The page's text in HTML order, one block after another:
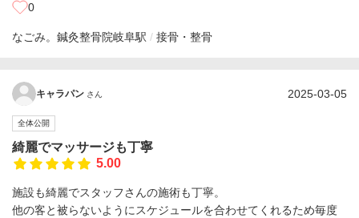
0
なごみ。鍼灸整骨院岐阜駅 接骨・整骨
キャラパン さん 2025-03-05
全体公開
綺麗でマッサージも丁寧
5.00
施設も綺麗でスタッフさんの施術も丁寧。
他の客と被らないようにスケジュールを合わせてくれるため毎度